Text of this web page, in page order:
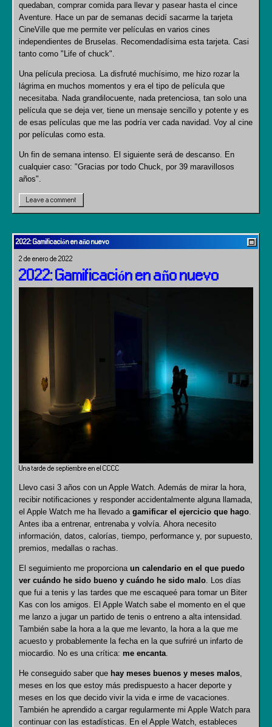
quedaban, comprar comida para llevar y pasear hasta el cince
Aventure. Hace un par de semanas decidí sacarme la tarjeta
CineVille que me permite ver películas en varios cines
independientes de Bruselas. Recomendadísima esta tarjeta. Casi
tanto como "Life of chuck".
Una película preciosa. La disfruté muchísimo, me hizo rozar la
lágrima en muchos momentos y era el tipo de película que
necesitaba. Nada grandilocuente, nada pretenciosa, tan solo una
película que se deja ver, tiene un mensaje sencillo y potente y es
de esas películas que me las podría ver cada navidad. Voy al cine
por películas como esta.
Un fin de semana intenso. El siguiente será de descanso. En
cualquier caso: "Gracias por todo Chuck, por 39 maravillosos
años".
Leave a comment
2022: Gamificación en año nuevo
2 de enero de 2022
2022: Gamificación en año nuevo
Una tarde de septiembre en el CCCC
Llevo casi 3 años con un Apple Watch. Además de mirar la hora,
recibir notificaciones y responder accidentalmente alguna llamada,
el Apple Watch me ha llevado a gamificar el ejercicio que hago.
Antes iba a entrenar, entrenaba y volvía. Ahora necesito
información, datos, calorías, tiempo, performance y, por supuesto,
premios, medallas o rachas.
El seguimiento me proporciona un calendario en el que puedo
ver cuándo he sido bueno y cuándo he sido malo. Los días
que fui a tenis y las tardes que me escaqueé para tomar un Biter
Kas con los amigos. El Apple Watch sabe el momento en el que
me lanzo a jugar un partido de tenis o entreno a alta intensidad.
También sabe la hora a la que me levanto, la hora a la que me
acuesto y probablemente la fecha en la que sufriré un infarto de
miocardio. No es una crítica: me encanta.
He conseguido saber que hay meses buenos y meses malos,
meses en los que estoy más predispuesto a hacer deporte y
meses en los que decido vivir la vida e irme de vacaciones.
También he aprendido a cargar regularmente mi Apple Watch para
continuar con las estadísticas. En el Apple Watch, estableces